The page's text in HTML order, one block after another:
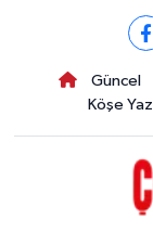
Güncel
Köşe